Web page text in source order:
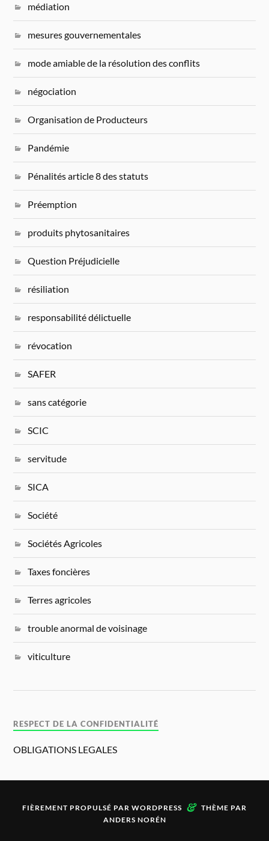
médiation
mesures gouvernementales
mode amiable de la résolution des conflits
négociation
Organisation de Producteurs
Pandémie
Pénalités article 8 des statuts
Préemption
produits phytosanitaires
Question Préjudicielle
résiliation
responsabilité délictuelle
révocation
SAFER
sans catégorie
SCIC
servitude
SICA
Société
Sociétés Agricoles
Taxes foncières
Terres agricoles
trouble anormal de voisinage
viticulture
RESPECT DE LA CONFIDENTIALITÉ
OBLIGATIONS LEGALES
FIÈREMENT PROPULSÉ PAR WORDPRESS & THÈME PAR
ANDERS NORÉN